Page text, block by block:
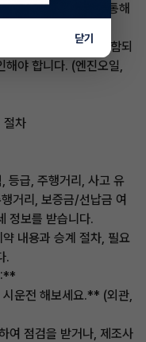
의 카히스토리 등을 통해
라 정비 서비스가 포함되
해야 합니다. (엔진오일,
차
등급, 주행거리, 사고 유
거리, 보증금/선납금 여
정보를 받습니다.
내용과 승계 절차, 필요
.
:**
운전 해보세요.** (외관,
여 점검을 받거나, 제조사
닫기